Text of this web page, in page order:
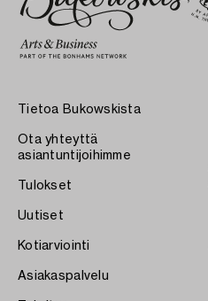
Tietoa Bukowskista
Ota yhteyttä
asiantuntijoihimme
Tulokset
Uutiset
Kotiarviointi
Asiakaspalvelu